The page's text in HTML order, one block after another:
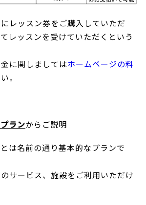
レッスン券をご購入していただ
レッスンを受けていただくという
に関しましてはホームページの料
。
ランからご説明
は名前の通り基本的なプランで
サービス、施設をご利用いただけ